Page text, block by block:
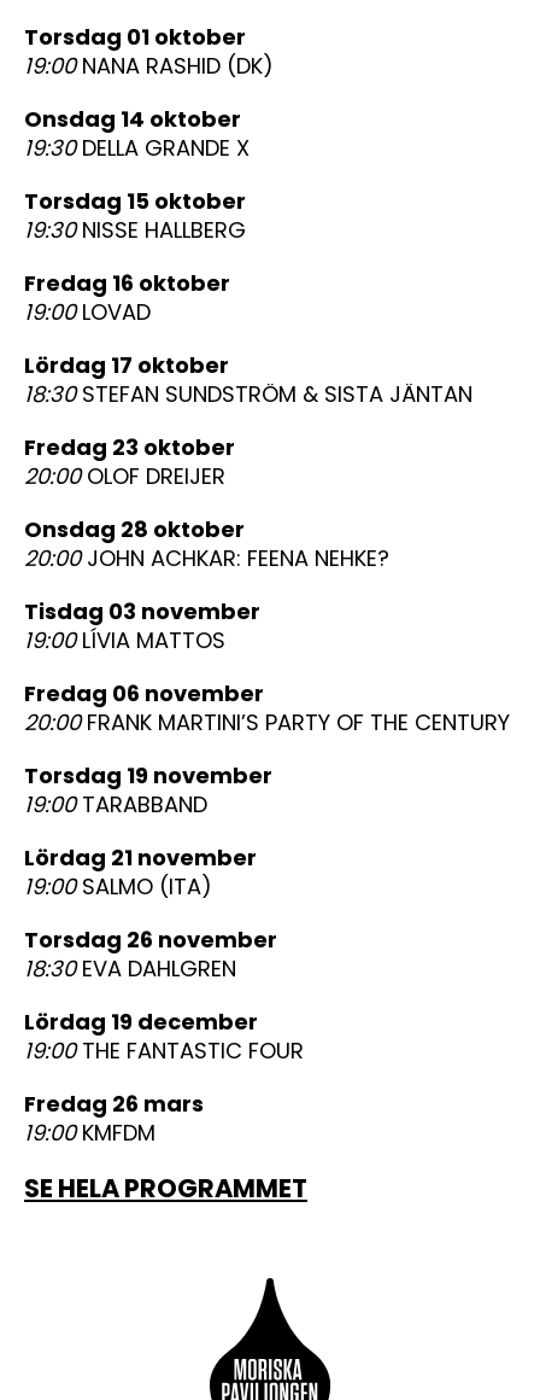
torsdag 01 oktober
19:00NANA RASHID (DK)
onsdag 14 oktober
19:30DELLA GRANDE X
torsdag 15 oktober
19:30NISSE HALLBERG
fredag 16 oktober
19:00LOVAD
lördag 17 oktober
18:30STEFAN SUNDSTRÖM & SISTA JÄNTAN
fredag 23 oktober
20:00OLOF DREIJER
onsdag 28 oktober
20:00JOHN ACHKAR: FEENA NEHKE?
tisdag 03 november
19:00LÍVIA MATTOS
fredag 06 november
20:00FRANK MARTINI’S PARTY OF THE CENTURY
torsdag 19 november
19:00TARABBAND
lördag 21 november
19:00SALMO (ITA)
torsdag 26 november
18:30EVA DAHLGREN
lördag 19 december
19:00THE FANTASTIC FOUR
fredag 26 mars
19:00KMFDM
SE HELA PROGRAMMET